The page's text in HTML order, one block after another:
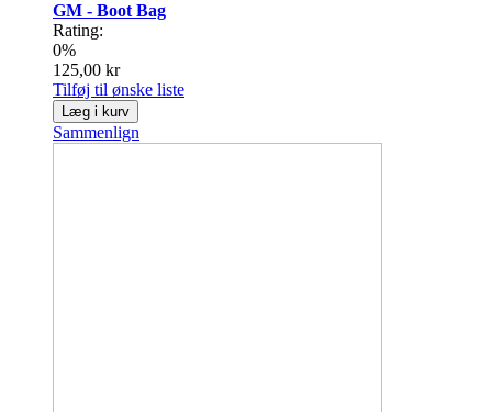
GM - Boot Bag
Rating:
0%
125,00 kr
Tilføj til ønske liste
Læg i kurv
Sammenlign